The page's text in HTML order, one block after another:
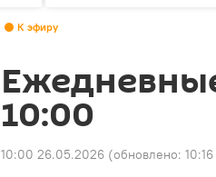
К эфиру
10:00
10:00 26.05.2026 (обновлено: